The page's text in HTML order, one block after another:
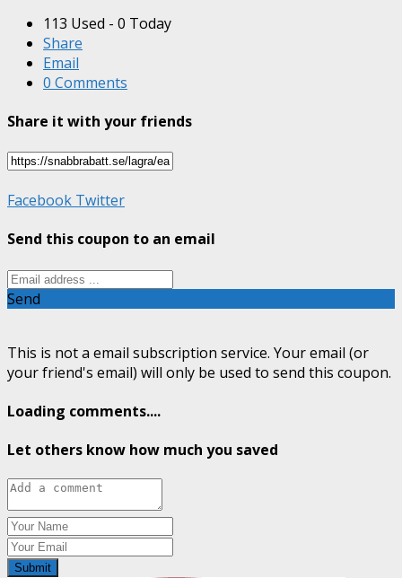
113 Used - 0 Today
Share
Email
0 Comments
Share it with your friends
Facebook Twitter
Send this coupon to an email
Send
This is not a email subscription service. Your email (or
your friend's email) will only be used to send this coupon.
Loading comments....
Let others know how much you saved
Submit